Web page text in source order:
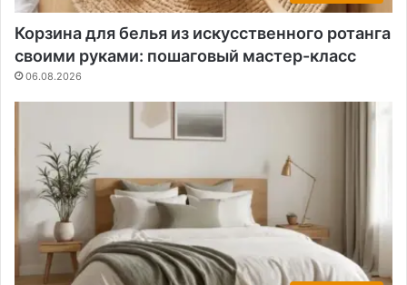
Корзина для белья из искусственного ротанга
своими руками: пошаговый мастер-класс
06.08.2026